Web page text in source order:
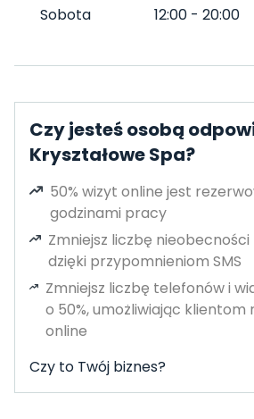
Sobota
12:00 - 20:00
Czy jesteś osobą
Kryształowe Spa?
50% wizyt online jest
godzinami pracy
Zmniejsz liczbę nieobecności
dzięki przypomnieniom SMS
Zmniejsz liczbę telefonów i
o 50%, umożliwiając klientom
online
Czy to Twój biznes?